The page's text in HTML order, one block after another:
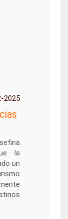
2025
la
un